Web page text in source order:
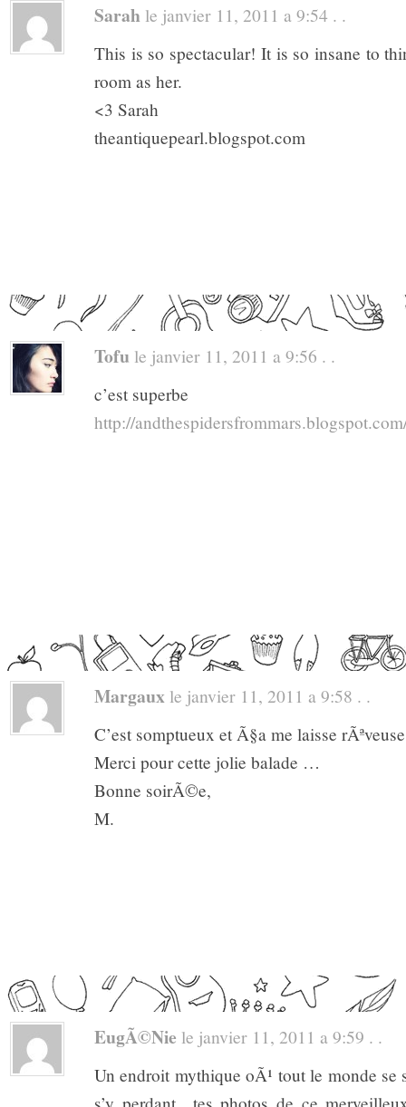
Sarah le janvier 11, 2011 a 9:54 . .
This is so spectacular! It is so insane to
room as her.
<3 Sarah
theantiquepearl.blogspot.com
Tofu le janvier 11, 2011 a 9:56 . .
c’est superbe
http://
Margaux le janvier 11, 2011 a 9:58 . .
C’est somptueux et Ã§a me laisse
Merci pour cette jolie balade …
Bonne soirÃ©e,
M.
EugÃ©nie le janvier 11, 2011 a 9:59 . .
Un endroit mythique oÃ¹ tout le monde se